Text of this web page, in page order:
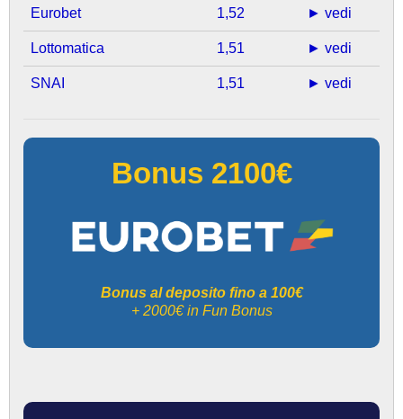
Eurobet 1,52 ► vedi
Lottomatica 1,51 ► vedi
SNAI 1,51 ► vedi
Bonus 2100€
Bonus al deposito fino a 100€
+ 2000€ in Fun Bonus